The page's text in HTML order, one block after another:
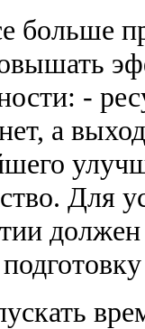
больше
-
а
Для